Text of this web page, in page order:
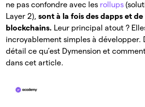
ne pas confondre avec les rollups
Layer 2), sont à la fois des dapps et
blockchains. Leur principal atout ?
incroyablement simples à développer.
détail ce qu’est Dymension et
dans cet article.